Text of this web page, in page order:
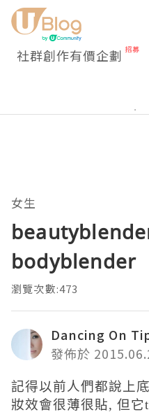
社群創作有價企劃
女生
bodyblender
瀏覽次數:473
Dancing On
發佈於
記得以前人們都說上
妝效會很薄很貼, 但它